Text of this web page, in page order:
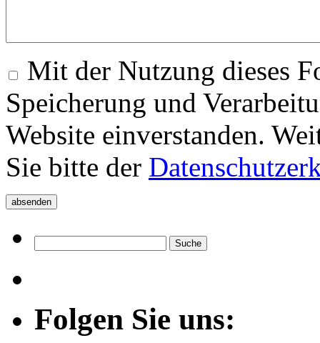
Mit der Nutzung dieses
Speicherung und
Website einverstanden.
Sie bitte der
Folgen Sie uns: